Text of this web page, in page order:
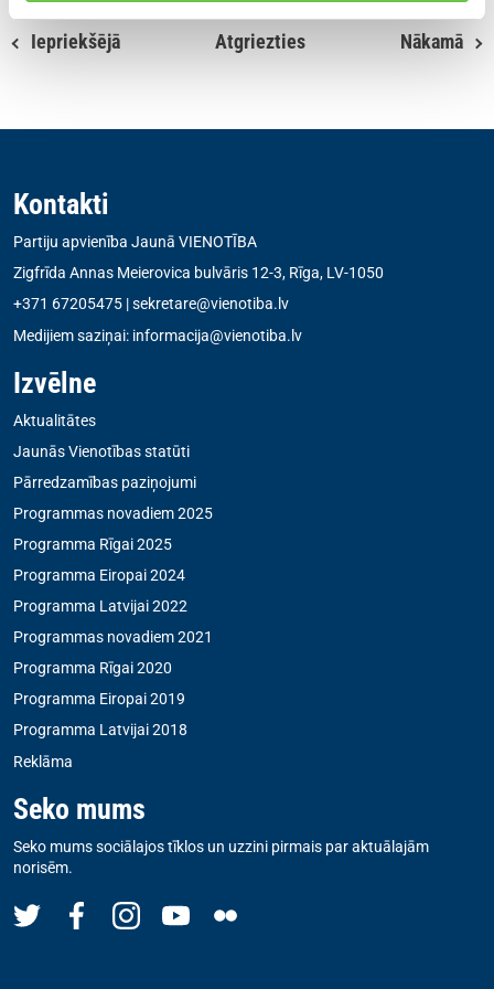
Iepriekšējā Atgriezties Nākamā
Kontakti
Partiju apvienība Jaunā VIENOTĪBA
Zigfrīda Annas Meierovica bulvāris 12-3, Rīga, LV-1050
+371 67205475 |sekretare@vienotiba.lv
Medijiem saziņai: informacija@vienotiba.lv
Izvēlne
Aktualitātes
Jaunās Vienotības statūti
Pārredzamības paziņojumi
Programmas novadiem 2025
Programma Rīgai 2025
Programma Eiropai 2024
Programma Latvijai 2022
Programmas novadiem 2021
Programma Rīgai 2020
Programma Eiropai 2019
Programma Latvijai 2018
Reklāma
Seko mums
Seko mums sociālajos tīklos un uzzini pirmais par aktuālajām
norisēm.